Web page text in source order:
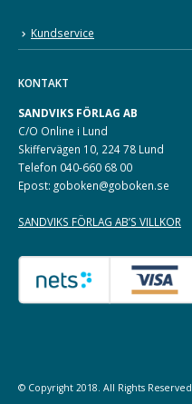
Kundservice
KONTAKT
SANDVIKS FÖRLAG AB
C/O Online i Lund
Skiffervägen 10, 224 78 Lund
Telefon 040-660 68 00
Epost: goboken@goboken.se
SANDVIKS FÖRLAG AB’S VILLKOR
© Copyright 2018. All Rights Reserved